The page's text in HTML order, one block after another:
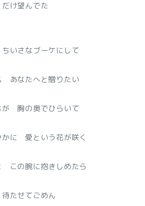
け望んでた
いさなブーケにして
あなたへと贈りたい
が 胸の奥でひらいて
に 愛という花が咲く
この腕に抱きしめたら
たせてごめん